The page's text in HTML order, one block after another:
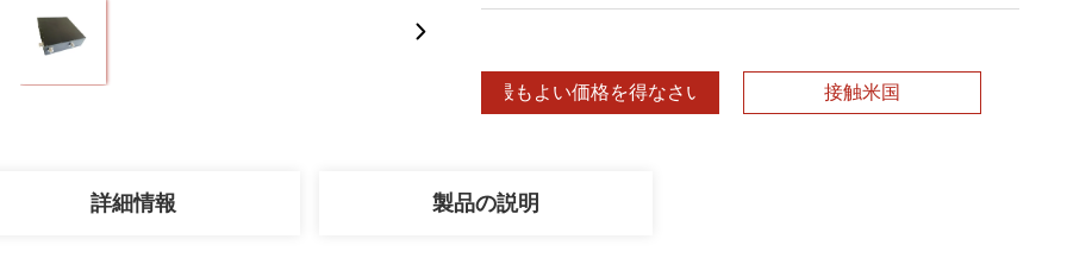
最もよい価格を得なさい 接触米国
詳細情報 製品の説明